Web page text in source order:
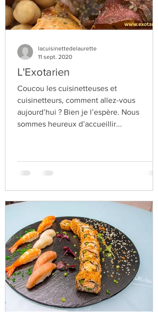
L'Exotarien
Coucou les cuisinetteuses et
cuisinetteurs, comment allez-vous
aujourd’hui ? Bien je l’espère. Nous
11 sept. 2020